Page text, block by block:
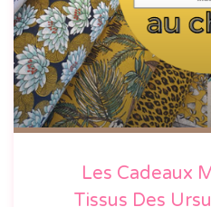
Les Cadeaux
Tissus Des